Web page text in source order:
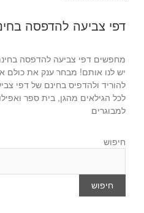
דפי צביעה להדפסה
מחפשים דפי צביעה להדפסה
יש לנו אותם! מבחר ענק את כולם
להוריד ולהדפיס בחינם של דפי
לכל הגילאים מהגן, בית ספר ואפילו
למבוגרים
חיפוש
חיפוש